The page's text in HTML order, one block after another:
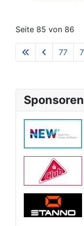
Seite 85 von 86
77
Sponsoren